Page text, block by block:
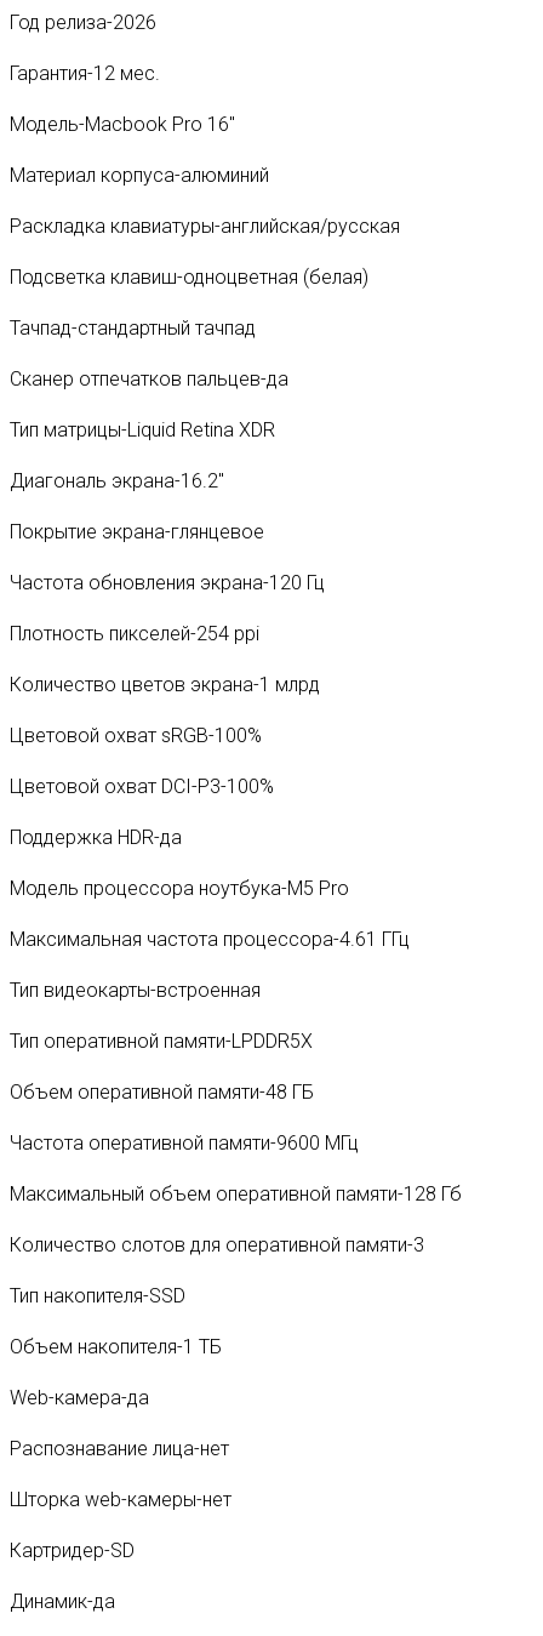
Год релиза-2026
Гарантия-12 мес.
Модель-Macbook Pro 16″
Материал корпуса-алюминий
Раскладка клавиатуры-английская/русская
Подсветка клавиш-одноцветная (белая)
Тачпад-стандартный тачпад
Сканер отпечатков пальцев-да
Тип матрицы-Liquid Retina XDR
Диагональ экрана-16.2″
Покрытие экрана-глянцевое
Частота обновления экрана-120 Гц
Плотность пикселей-254 ppi
Количество цветов экрана-1 млрд
Цветовой охват sRGB-100%
Цветовой охват DCI-P3-100%
Поддержка HDR-да
Модель процессора ноутбука-M5 Pro
Максимальная частота процессора-4.61 ГГц
Тип видеокарты-встроенная
Тип оперативной памяти-LPDDR5X
Объем оперативной памяти-48 ГБ
Частота оперативной памяти-9600 МГц
Максимальный объем оперативной памяти-128 Гб
Количество слотов для оперативной памяти-3
Тип накопителя-SSD
Объем накопителя-1 ТБ
Web-камера-да
Распознавание лица-нет
Шторка web-камеры-нет
Картридер-SD
Динамик-да